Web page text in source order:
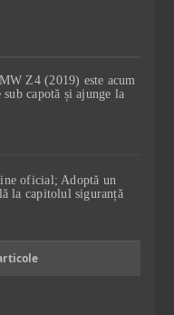
Z4 (2019) este acum
capotă și ajunge la
oficial; Adoptă un
la capitolul siguranță